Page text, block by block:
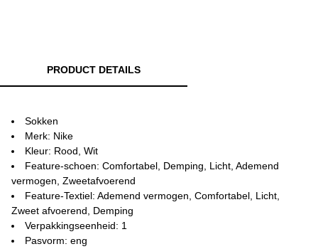
PRODUCT DETAILS
Sokken
Merk: Nike
Kleur: Rood, Wit
Feature-schoen: Comfortabel, Demping, Licht, Ademend
vermogen, Zweetafvoerend
Feature-Textiel: Ademend vermogen, Comfortabel, Licht,
Zweet afvoerend, Demping
Verpakkingseenheid: 1
Pasvorm: eng